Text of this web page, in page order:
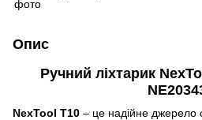
Опис
Ручний ліхтарик
NexTool T10 – це надійне джерело